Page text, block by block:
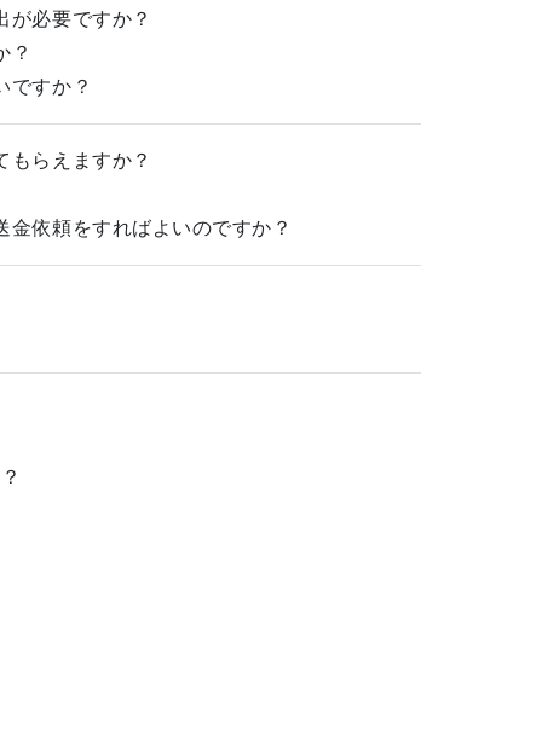
が必要ですか？
？
ですか？
もらえますか？
依頼をすればよいのですか？